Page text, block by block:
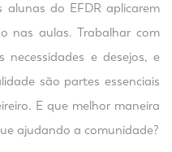
do EFDR aplicarem
nas aulas. Trabalhar com
necessidades e desejos, e
são partes essenciais
E que melhor maneira
ajudando a comunidade?